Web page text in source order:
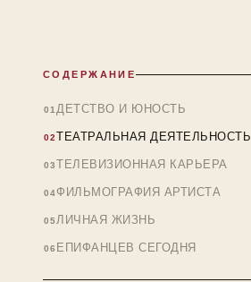
СОДЕРЖАНИЕ
ДЕТСТВО И ЮНОСТЬ
ТЕАТРАЛЬНАЯ ДЕЯТЕЛЬНОСТЬ
ТЕЛЕВИЗИОННАЯ КАРЬЕРА
ФИЛЬМОГРАФИЯ АРТИСТА
ЛИЧНАЯ ЖИЗНЬ
ЕПИФАНЦЕВ СЕГОДНЯ